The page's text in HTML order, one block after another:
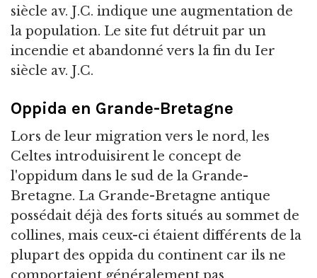
siècle av. J.C. indique une augmentation de
la population. Le site fut détruit par un
incendie et abandonné vers la fin du Ier
siècle av. J.C.
Oppida en Grande-Bretagne
Lors de leur migration vers le nord, les
Celtes introduisirent le concept de
l'oppidum dans le sud de la Grande-
Bretagne. La Grande-Bretagne antique
possédait déjà des forts situés au sommet de
collines, mais ceux-ci étaient différents de la
plupart des oppida du continent car ils ne